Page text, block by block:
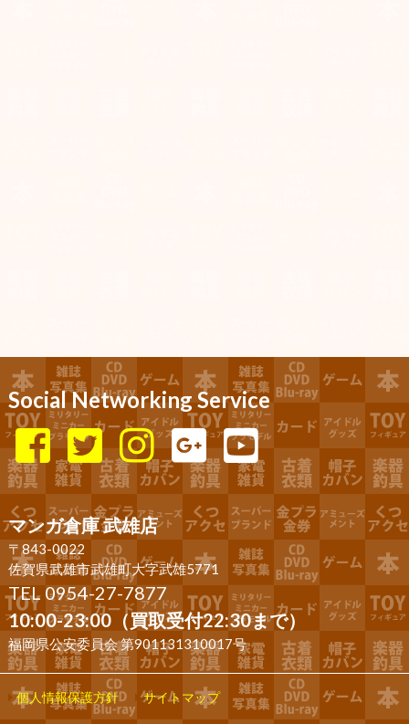
Social Networking Service
マンガ倉庫 武雄店
〒843-0022
佐賀県武雄市武雄町大字武雄5771
TEL 0954-27-7877
10:00-23:00（買取受付22:30まで）
福岡県公安委員会 第901131310017号
個人情報保護方針 サイトマップ